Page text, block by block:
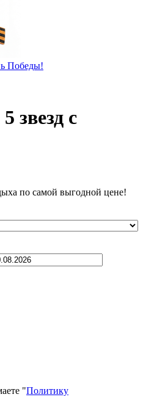
Победы!
звезд с
по самой выгодной цене!
"Политику